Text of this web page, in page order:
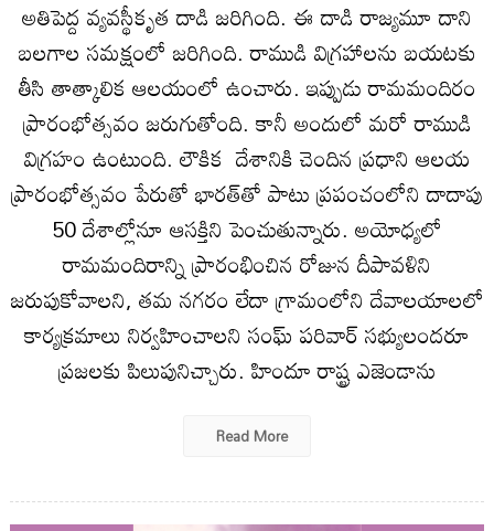
అతిపెద్ద వ్యవస్థీకృత దాడి జరిగింది. ఈ దాడి రాజ్యమూ దాని
బలగాల సమక్షంలో జరిగింది. రాముడి విగ్రహాలను బయటకు
తీసి తాత్కాలిక ఆలయంలో ఉంచారు. ఇప్పుడు రామమందిరం
ప్రారంభోత్సవం జరుగుతోంది. కానీ అందులో మరో రాముడి
విగ్రహం ఉంటుంది. లౌకిక దేశానికి చెందిన ప్రధాని ఆలయ
ప్రారంభోత్సవం పేరుతో భారత్‌తో పాటు ప్రపంచంలోని దాదాపు
50 దేశాల్లోనూ ఆసక్తిని పెంచుతున్నారు. అయోధ్యలో
రామమందిరాన్ని ప్రారంభించిన రోజున దీపావళిని
జరుపుకోవాలని, తమ నగరం లేదా గ్రామంలోని దేవాలయాలలో
కార్యక్రమాలు నిర్వహించాలని సంఘ్ పరివార్ సభ్యులందరూ
ప్రజలకు పిలుపునిచ్చారు. హిందూ రాష్ట్ర ఎజెండాను
Read More